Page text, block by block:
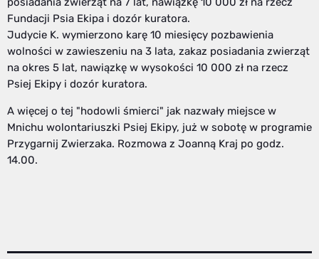
Fundacji Psia Ekipa i dozór kuratora.
Judycie K. wymierzono karę 10 miesięcy pozbawienia
wolności w zawieszeniu na 3 lata, zakaz posiadania zwierząt
na okres 5 lat, nawiązkę w wysokości 10 000 zł na rzecz
Psiej Ekipy i dozór kuratora.
A więcej o tej "hodowli śmierci" jak nazwały miejsce w
Mnichu wolontariuszki Psiej Ekipy, już w sobotę w programie
Przygarnij Zwierzaka. Rozmowa z Joanną Kraj po godz.
14.00.